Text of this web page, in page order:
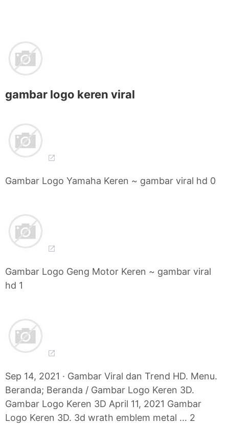
gambar logo keren viral
Gambar Logo Yamaha Keren ~ gambar viral hd 0
Gambar Logo Geng Motor Keren ~ gambar viral
hd 1
Sep 14, 2021 · Gambar Viral dan Trend HD. Menu.
Beranda; Beranda / Gambar Logo Keren 3D.
Gambar Logo Keren 3D April 11, 2021 Gambar
Logo Keren 3D. 3d wrath emblem metal … 2